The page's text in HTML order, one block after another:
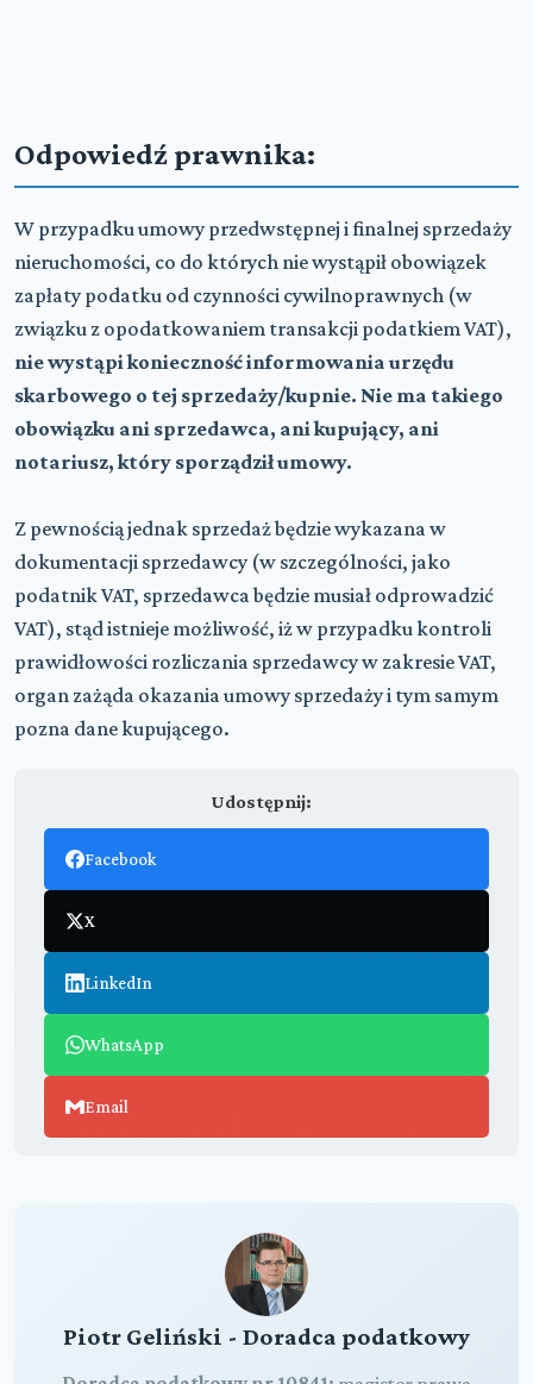
Odpowiedź prawnika:
W przypadku umowy przedwstępnej i finalnej sprzedaży
nieruchomości, co do których nie wystąpił obowiązek
zapłaty podatku od czynności cywilnoprawnych (w
związku z opodatkowaniem transakcji podatkiem VAT),
nie wystąpi konieczność informowania urzędu
skarbowego o tej sprzedaży/kupnie. Nie ma takiego
obowiązku ani sprzedawca, ani kupujący, ani
notariusz, który sporządził umowy.
Z pewnością jednak sprzedaż będzie wykazana w
dokumentacji sprzedawcy (w szczególności, jako
podatnik VAT, sprzedawca będzie musiał odprowadzić
VAT), stąd istnieje możliwość, iż w przypadku kontroli
prawidłowości rozliczania sprzedawcy w zakresie VAT,
organ zażąda okazania umowy sprzedaży i tym samym
pozna dane kupującego.
Udostępnij:
Facebook
X
LinkedIn
WhatsApp
Email
Piotr Geliński - Doradca podatkowy